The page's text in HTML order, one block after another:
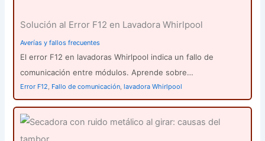
Solución al Error F12 en Lavadora Whirlpool
Averías y fallos frecuentes
El error F12 en lavadoras Whirlpool indica un fallo de
comunicación entre módulos. Aprende sobre…
Error F12 Fallo de comunicación ,lavadora Whirlpool